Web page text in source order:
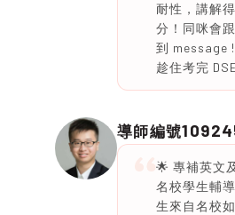
耐性，講解
分！同咪會
到 message
趁住考完
導師編號
🌟 專補英文
名校學生輔
生來自名校